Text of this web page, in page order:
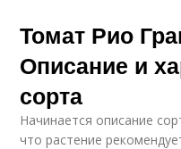
Томат Рио
Описание и
сорта
Начинается описание
что растение